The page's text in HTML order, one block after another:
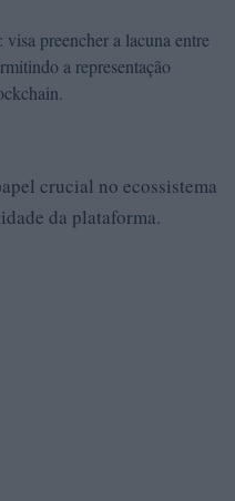
: visa preencher a lacuna entre
a representação
crucial no ecossistema
da plataforma.